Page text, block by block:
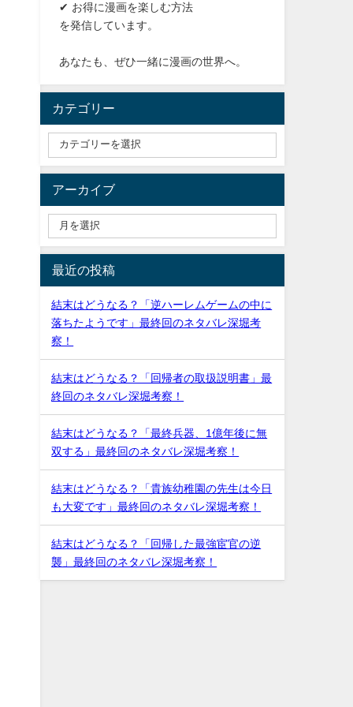
✔ お得に漫画を楽しむ方法
を発信しています。
あなたも、ぜひ一緒に漫画の世界へ。
カテゴリー
アーカイブ
最近の投稿
結末はどうなる？「逆ハーレムゲームの中に
落ちたようです」最終回のネタバレ深堀考
察！
結末はどうなる？「回帰者の取扱説明書」最
終回のネタバレ深堀考察！
結末はどうなる？「最終兵器、1億年後に無
双する」最終回のネタバレ深堀考察！
結末はどうなる？「貴族幼稚園の先生は今日
も大変です」最終回のネタバレ深堀考察！
結末はどうなる？「回帰した最強宦官の逆
襲」最終回のネタバレ深堀考察！